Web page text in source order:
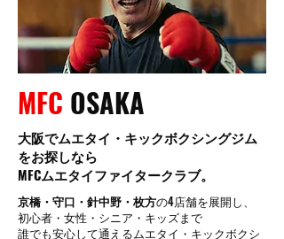
MFC OSAKA
大阪でムエタイ・キックボクシングジム
をお探しなら
MFCムエタイファイタークラブ。
京橋・守口・針中野・枚方の4店舗を展開し、
初心者・女性・シニア・キッズまで
誰でも安心して通えるムエタイ・キックボクシ